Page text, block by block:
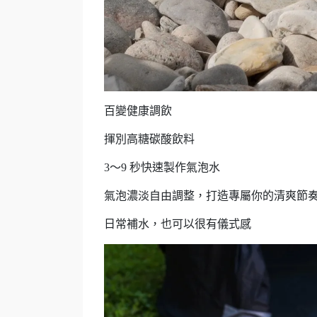
百變健康調飲
揮別高糖碳酸飲料
3～9 秒快速製作氣泡水
氣泡濃淡自由調整，打造專屬你的清爽節
日常補水，也可以很有儀式感